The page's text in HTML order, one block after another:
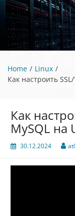
Home
Linux
Как настроить
Как
MySQL на
30.12.2024